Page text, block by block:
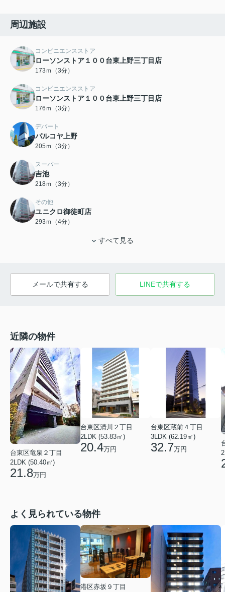
周辺施設
コンビニエンスストア
ローソンストア１００台東上野三丁目店
173ｍ（3分）
コンビニエンスストア
ローソンストア１００台東上野三丁目店
176ｍ（3分）
デパート
パルコヤ上野
205ｍ（3分）
スーパー
吉池
218ｍ（3分）
その他
ユニクロ御徒町店
293ｍ（4分）
すべて見る
メールで共有する LINEで共有する
近隣の物件
台東区竜泉２丁目
2LDK (50.40㎡)
21.8万円
台東区清川２丁目
2LDK (53.83㎡)
20.4万円
台東区蔵前４丁目
3LDK (62.19㎡)
32.7万円
よく見られている物件
港区赤坂９丁目